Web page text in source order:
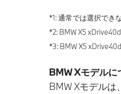
*1: 通常では選択でき
*2: BMW X5
*3: BMW X5
BMW Xモデルに
BMW Xモデル